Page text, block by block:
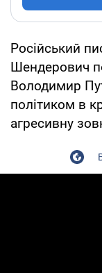
Російський
Шендерович
Володимир
політиком в
агресивну